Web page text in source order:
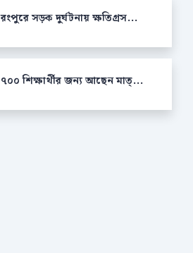
রংপুরে সড়ক দুর্ঘটনায় ক্ষতিগ্রস...
৭০০ শিক্ষার্থীর জন্য আছেন মাত্...